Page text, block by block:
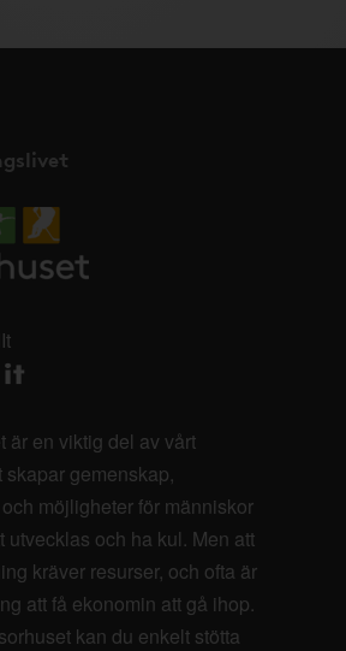
är en viktig del av vårt
gemenskap,
möjligheter för människor
utvecklas och ha kul. Men att
kräver resurser, och ofta är
att få ekonomin att gå ihop.
kan du enkelt stötta